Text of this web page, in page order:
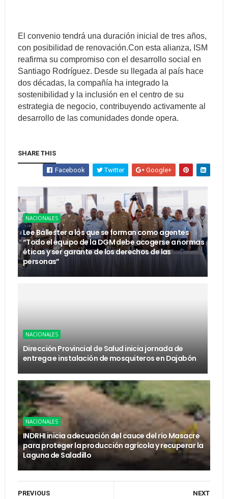
El convenio tendrá una duración inicial de tres años,
con posibilidad de renovación.Con esta alianza, ISM
reafirma su compromiso con el desarrollo social en
Santiago Rodríguez. Desde su llegada al país hace
dos décadas, la compañía ha integrado la
sostenibilidad y la inclusión en el centro de su
estrategia de negocio, contribuyendo activamente al
desarrollo de las comunidades donde opera.
SHARE THIS
Facebook Twitter Google+
NACIONALES
Lee Ballester a los que se forman como agentes
“Todo el equipo de la DGM debe acogerse a normas
éticas y ser garante de los derechos de las
personas”
NACIONALES
Dirección Provincial de Salud inicia jornada de
entrega e instalación de mosquiteros en Dajabón
NACIONALES
INDRHI inicia adecuación del cauce del río Masacre
para proteger la producción agrícola y recuperar la
Laguna de Saladillo
NEXT
PREVIOUS